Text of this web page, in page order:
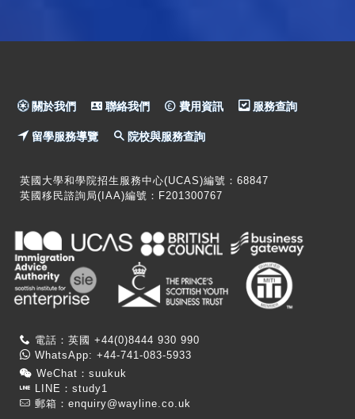
關於我們 聯絡我們 費用資訊 服務查詢
留學服務導覽 院校與服務查詢
英國大學和學院招生服務中心(UCAS)編號：68847
英國移民諮詢局(IAA)編號：F201300767
電話：英國 +44(0)8444 930 990
WhatsApp: +44-741-083-5933
WeChat：suukuk
LINE：study1
郵箱： enquiry@wayline.co.uk